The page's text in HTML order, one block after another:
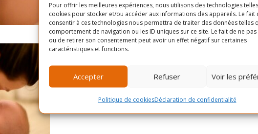
Pour offrir les meilleures expériences, nous utilisons des technologies
cookies pour stocker et/ou accéder aux informations des appareils. Le fait
consentir à ces technologies nous permettra de traiter des données telles
comportement de navigation ou les ID uniques sur ce site. Le fait de ne
ou de retirer son consentement peut avoir un effet négatif sur certaines
caractéristiques et fonctions.
Accepter Refuser Voir les
Politique de cookiesDéclaration de confidentialité